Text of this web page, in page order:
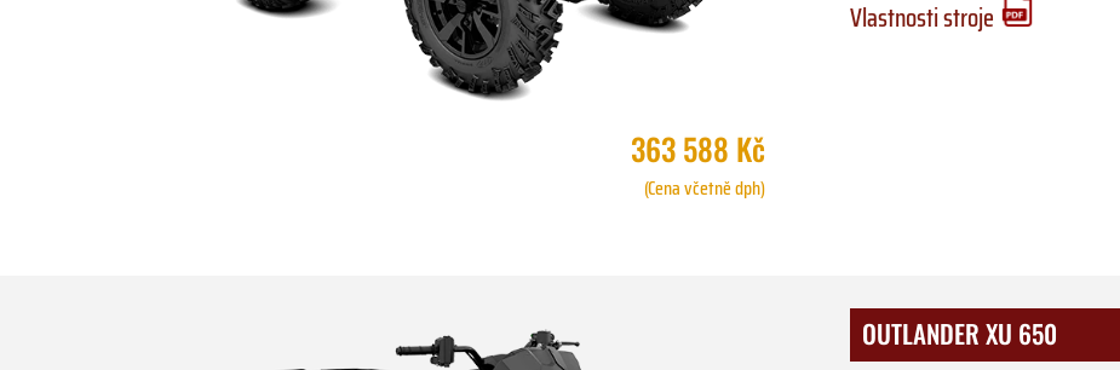
363 588 Kč
(Cena včetně dph)
Vlastnosti stroje
OUTLANDER XU 650